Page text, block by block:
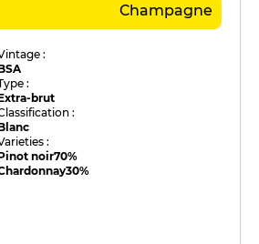
Champagne
:
:
brut
:
:
noir70%
30%